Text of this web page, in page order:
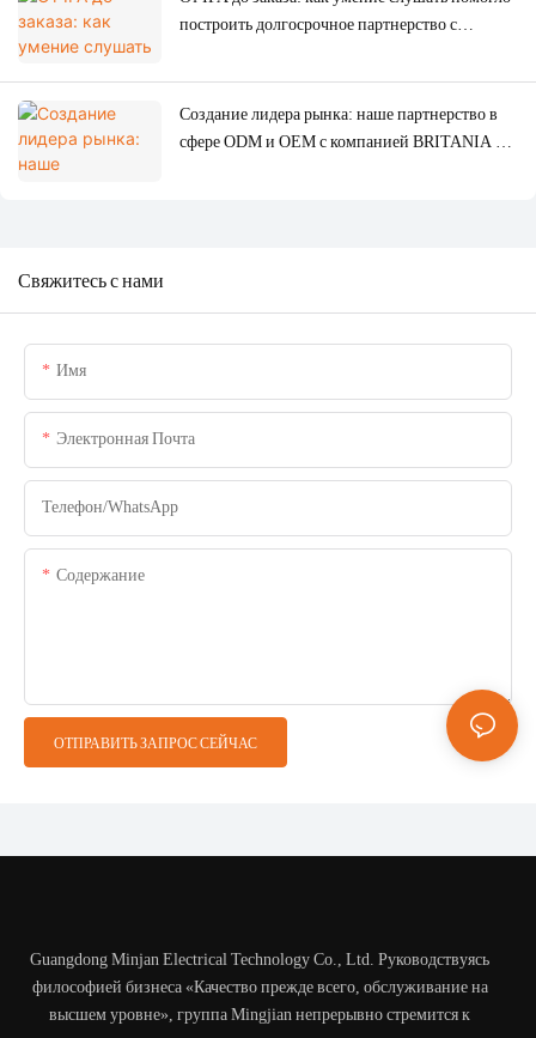
построить долгосрочное партнерство с
Создание лидера рынка: наше партнерство в
сфере ODM и OEM с компанией BRITANIA в
Свяжитесь с нами
Имя
Электронная Почта
Телефон/WhatsApp
Содержание
ОТПРАВИТЬ ЗАПРОС СЕЙЧАС
Guangdong Minjan Electrical Technology Co., Ltd. Руководствуясь
философией бизнеса «Качество прежде всего, обслуживание на
высшем уровне», группа Mingjian непрерывно стремится к